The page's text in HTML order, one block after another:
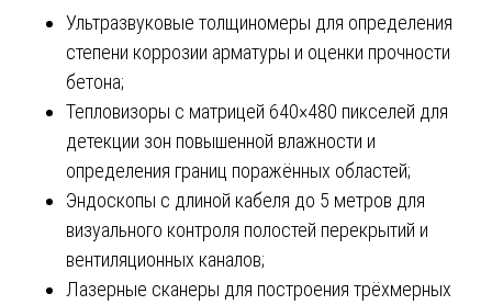
Ультразвуковые толщиномеры для определения
степени коррозии арматуры и оценки прочности
бетона;
Тепловизоры с матрицей 640×480 пикселей для
детекции зон повышенной влажности и
определения границ поражённых областей;
Эндоскопы с длиной кабеля до 5 метров для
визуального контроля полостей перекрытий и
вентиляционных каналов;
Лазерные сканеры для построения трёхмерных